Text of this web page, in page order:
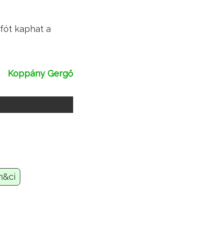
kaphat a
Koppány Gergő